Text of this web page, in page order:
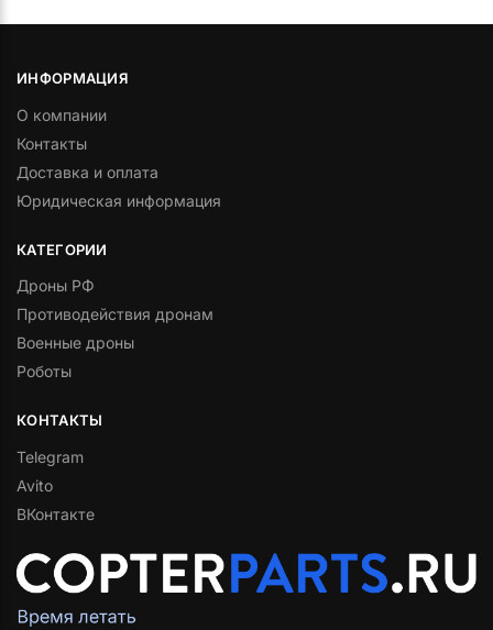
ИНФОРМАЦИЯ
О компании
Контакты
Доставка и оплата
Юридическая информация
КАТЕГОРИИ
Дроны РФ
Противодействия дронам
Военные дроны
Роботы
КОНТАКТЫ
Telegram
Avito
ВКонтакте